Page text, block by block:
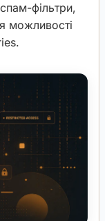
фільтри,
можливості